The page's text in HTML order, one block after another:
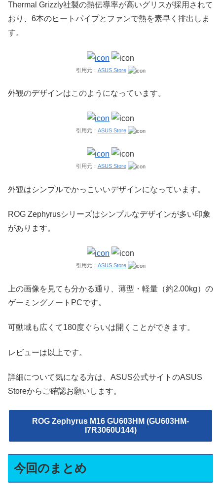
Thermal Grizzly社製の熱伝導率が高いグリスが採用されて
おり、6本のヒートパイプとファンで熱を素早く排出しま
す。
引用元： ASUS Store
外観のデザインはこのようになっています。
引用元： ASUS Store
引用元： ASUS Store
外観はシンプルでかっこいいデザインになっています。
ROG Zephyrusシリーズはシンプルなデザインが多い印象
があります。
引用元： ASUS Store
上の画像を見ても分かる通り、薄型・軽量（約2.00kg）の
ゲーミングノートPCです。
可動域も広くて180度ぐらいは開くことができます。
レビューは以上です。
詳細について気になる方は、ASUS公式サイトのASUS
Storeからご確認お願いします。
ROG Zephyrus M16 GU603HM (GU603HM-
I7R3060U144)
今回のまとめ